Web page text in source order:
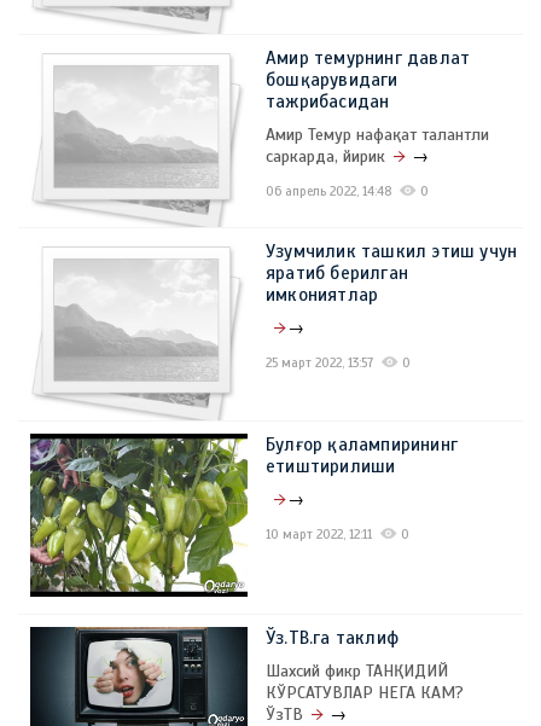
Амир темурнинг давлат
бошқарувидаги
тажрибасидан
Амир Темур нафақат талантли
саркарда, йирик
→
06 апрель 2022, 14:48 0
Узумчилик ташкил этиш учун
яратиб берилган
имкониятлар
→
25 март 2022, 13:57 0
Булғор қалампирининг
етиштирилиши
→
10 март 2022, 12:11 0
Ўз.ТВ.га таклиф
Шахсий фикр ТАНҚИДИЙ
КЎРСАТУВЛАР НЕГА КАМ?
ЎзТВ
→